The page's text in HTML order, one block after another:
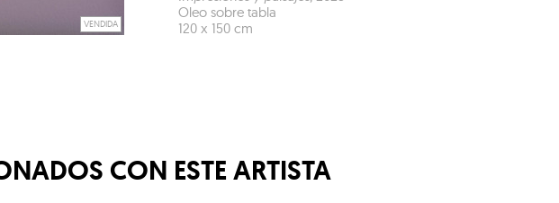
VENDIDA
Oleo sobre tabla
120 x 150 cm
CON ESTE ARTISTA